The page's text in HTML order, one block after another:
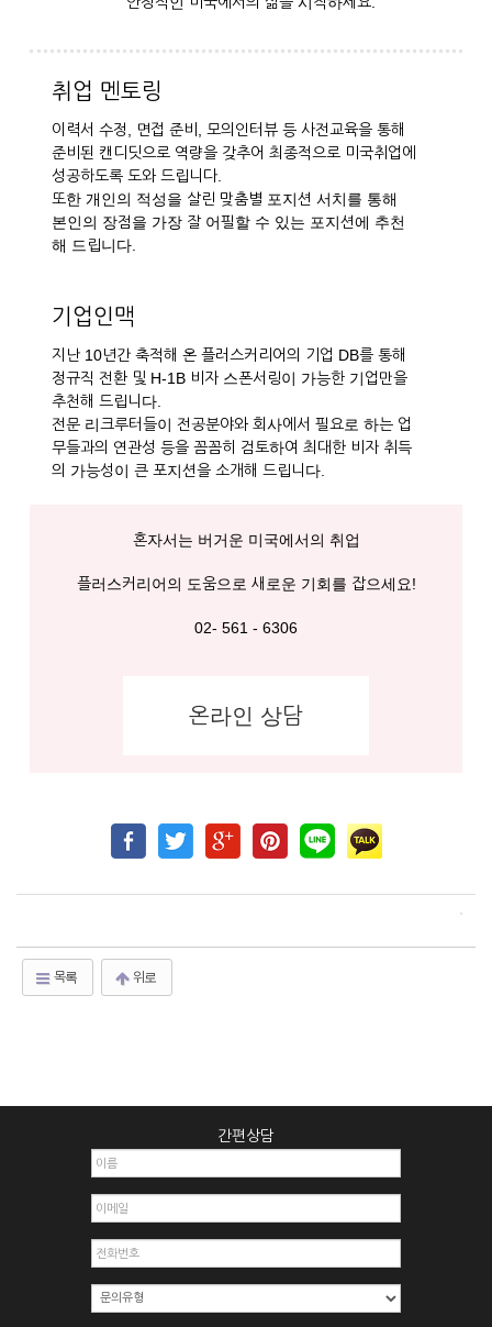
취업 멘토링
이력서 수정, 면접 준비, 모의인터뷰 등 사전교육을 통해
준비된 캔디딧으로 역량을 갖추어 최종적으로 미국취업에
성공하도록 도와 드립니다.
또한 개인의 적성을 살린 맞춤별 포지션 서치를 통해
본인의 장점을 가장 잘 어필할 수 있는 포지션에 추천
해 드립니다.
기업인맥
지난 10년간 축적해 온 플러스커리어의 기업 DB를 통해
정규직 전환 및 H-1B 비자 스폰서링이 가능한 기업만을
추천해 드립니다.
전문 리크루터들이 전공분야와 회사에서 필요로 하는 업
무들과의 연관성 등을 꼼꼼히 검토하여 최대한 비자 취득
의 가능성이 큰 포지션을 소개해 드립니다.
혼자서는 버거운 미국에서의 취업
플러스커리어의 도움으로 새로운 기회를 잡으세요!
02- 561 - 6306
온라인 상담
목록 위로
간편상담